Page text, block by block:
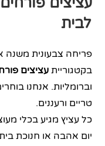
לבית
פריחה צבעונית משנה
בקטגורייתעציצים
וברומליות. אנחנו
טריים ורעננים.
כל עציץ מגיע בכלי
יום אהבה או חנוכת